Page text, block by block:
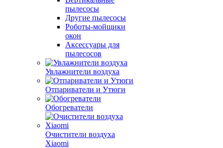
пылесосы
Другие пылесосы
Роботы-мойщики
окон
Аксессуары для
пылесосов
Увлажнители воздуха
Отпариватели и Утюги
Обогреватели
Очистители воздуха
Xiaomi